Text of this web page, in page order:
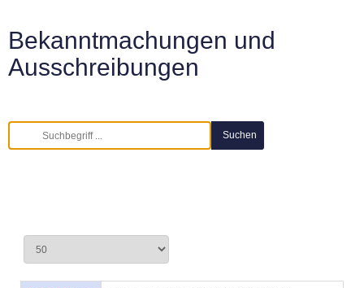
Bekanntmachungen und
Ausschreibungen